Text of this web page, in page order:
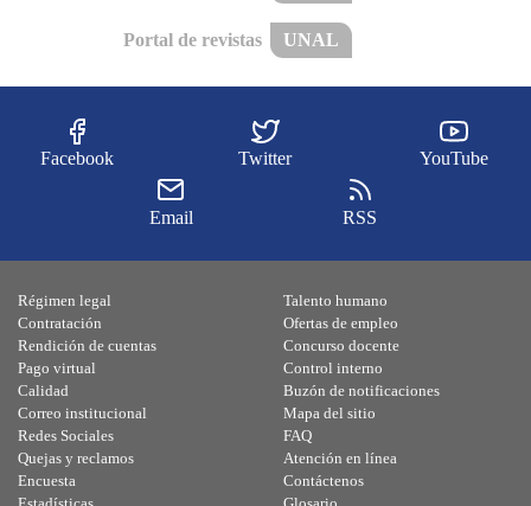
Portal de revistas UNAL
Facebook Twitter YouTube
Email RSS
Régimen legal
Contratación
Rendición de cuentas
Pago virtual
Calidad
Talento humano
Ofertas de empleo
Concurso docente
Control interno
Buzón de notificaciones
Correo institucional
Redes Sociales
Quejas y reclamos
Encuesta
Mapa del sitio
FAQ
Atención en línea
Contáctenos